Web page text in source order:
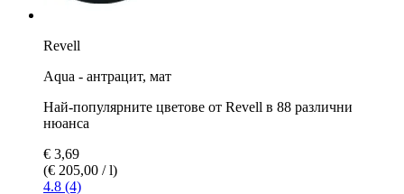
Revell
Aqua - антрацит, мат
Най-популярните цветове от Revell в 88 различни
нюанса
€ 3,69
(€ 205,00 / l)
4.8 (4)